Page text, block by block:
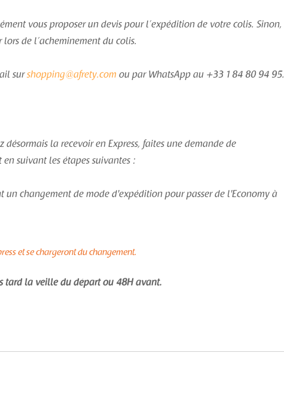
vous proposer un devis pour l’expédition de votre colis. Sinon,
de l’acheminement du colis.
surshopping@afrety.com ou par WhatsApp au +33 1 84 80 94 95.
la recevoir en Express, faites une demande de
suivant les étapes suivantes :
un changement de mode d'expédition pour passer de l'Economy à
et se chargeront du changement.
tard la veille du départ ou 48H avant.